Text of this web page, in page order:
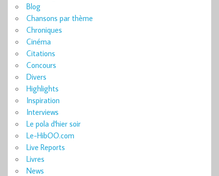
Blog
Chansons par thème
Chroniques
Cinéma
Citations
Concours
Divers
Highlights
Inspiration
Interviews
Le pola d'hier soir
Le-HibOO.com
Live Reports
Livres
News